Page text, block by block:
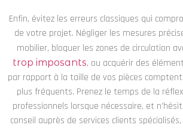
Enfin, évitez les erreurs classiques qui
de votre projet. Négliger les mesures
mobilier, bloquer les zones de circulation
trop imposants, ou acquérir des
par rapport à la taille de vos pièces
plus fréquents. Prenez le temps de la
professionnels lorsque nécessaire, et
conseil auprès de services clients